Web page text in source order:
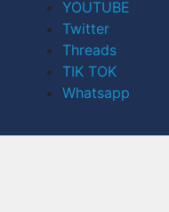
YOUTUBE
Twitter
Threads
TIK TOK
Whatsapp